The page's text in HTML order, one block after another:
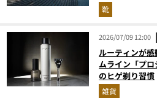
靴
2026/07/09 12:00
ルーティンが
ムライン「プ
のヒゲ剃り習慣
雑貨